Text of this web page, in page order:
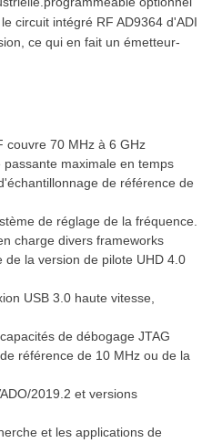
circuit intégré RF AD9364 d'ADI
ce qui en fait un émetteur-
couvre 70 MHz à 6 GHz
maximale en temps
de référence de
de réglage de la fréquence.
charge divers frameworks
la version de pilote UHD 4.0
USB 3.0 haute vitesse,
de débogage JTAG
référence de 10 MHz ou de la
2019.2 et versions
et les applications de